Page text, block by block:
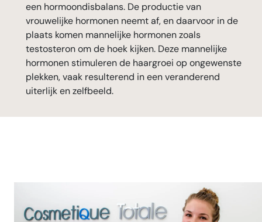
een hormoondisbalans. De productie van
vrouwelijke hormonen neemt af, ​​en daarvoor in de
plaats komen mannelijke hormonen zoals
testosteron om de hoek kijken. Deze mannelijke
hormonen stimuleren de haargroei op ongewenste
plekken, vaak resulterend in een veranderend
uiterlijk en zelfbeeld.